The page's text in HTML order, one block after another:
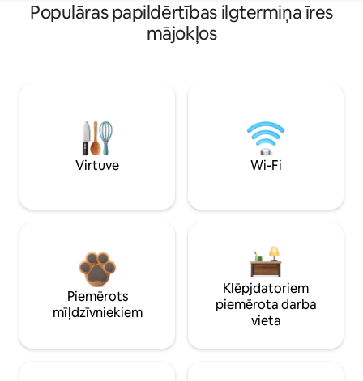
Populāras papildērtības ilgtermiņa īres
mājokļos
Virtuve Wi-Fi
Piemērots
mīļdzīvniekiem
Klēpjdatoriem
piemērota darba
vieta